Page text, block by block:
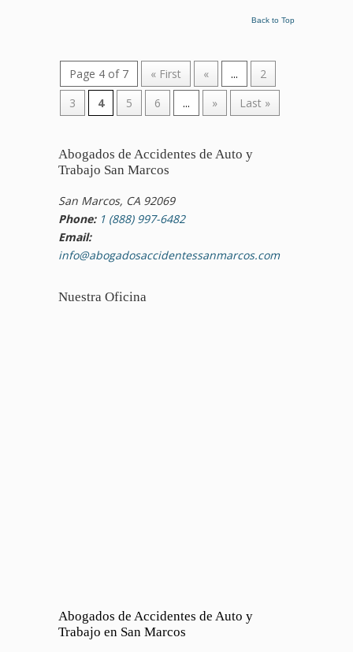
Back to Top
Page 4 of 7 « First « ...
2
3
4 5 6 ... » Last »
Abogados de Accidentes de Auto y
Trabajo San Marcos
San Marcos, CA 92069
Phone: 1 (888) 997-6482
Email:
info@abogadosaccidentessanmarcos.com
Nuestra Oficina
Abogados de Accidentes de Auto y
Trabajo en San Marcos